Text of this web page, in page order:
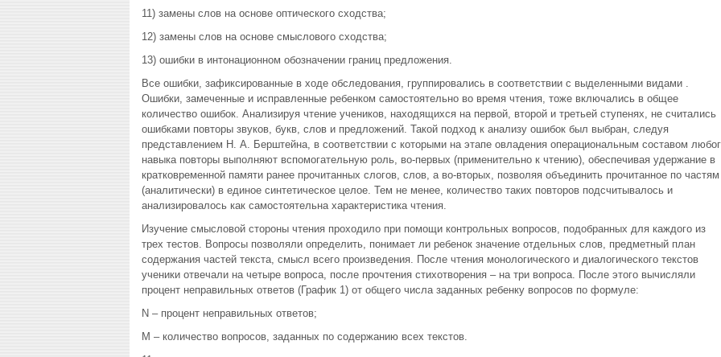
11) замены слов на основе оптического сходства;
12) замены слов на основе смыслового сходства;
13) ошибки в интонационном обозначении границ предложения.
Все ошибки, зафиксированные в ходе обследования, группировались в соответствии с выделенными видами .
Ошибки, замеченные и исправленные ребенком самостоятельно во время чтения, тоже включались в общее
количество ошибок. Анализируя чтение учеников, находящихся на первой, второй и третьей ступенях, не считались
ошибками повторы звуков, букв, слов и предложений. Такой подход к анализу ошибок был выбран, следуя
представлением Н. А. Берштейна, в соответствии с которыми на этапе овладения операциональным составом
навыка повторы выполняют вспомогательную роль, во-первых (применительно к чтению), обеспечивая удержание в
кратковременной памяти ранее прочитанных слогов, слов, а во-вторых, позволяя объединить прочитанное по частям
(аналитически) в единое синтетическое целое. Тем не менее, количество таких повторов подсчитывалось и
анализировалось как самостоятельна характеристика чтения.
Изучение смысловой стороны чтения проходило при помощи контрольных вопросов, подобранных для каждого из
трех тестов. Вопросы позволяли определить, понимает ли ребенок значение отдельных слов, предметный план
содержания частей текста, смысл всего произведения. После чтения монологического и диалогического текстов
ученики отвечали на четыре вопроса, после прочтения стихотворения – на три вопроса. После этого вычисляли
процент неправильных ответов (График 1) от общего числа заданных ребенку вопросов по формуле:
N – процент неправильных ответов;
M – количество вопросов, заданных по содержанию всех текстов.